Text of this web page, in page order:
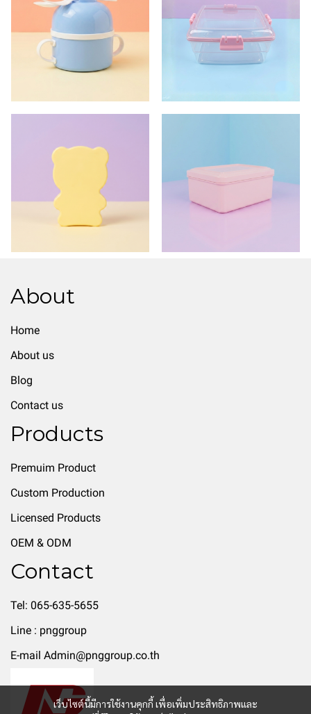
เว็บไซต์นี้มีการใช้งานคุกกี้ เพื่อเพิ่มประสิทธิภาพและ
About
Home
About us
Blog
Contact us
Products
Premuim Product
Custom Production
Licensed Products
OEM & ODM
Contact
Tel: 065-635-5655
Line : pnggroup
E-mail Admin@pnggroup.co.th